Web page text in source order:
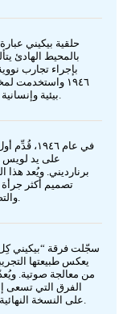
حلقية بيكيني
بإجراء تجارب
بيئية وإنسانية طويلة الأمد، وللحلقية علاقات توأمة مع مدينة كيلونغ.
في عام
على يد لويس
برنارديني. ويُعد هذا
تصميم أكثر جرأة
والتصميم ينتشران تدريجياً في الثقافة الشعبية والموضة.
سجّلت فرقة “بيكيني
يعكس طبيعتها
من معالجة صوتية.
الفرق التي تسعى
على النسخة النهائية، سواء من حيث الإيقاع أو توزيع الآلات أو شدة الأداء.